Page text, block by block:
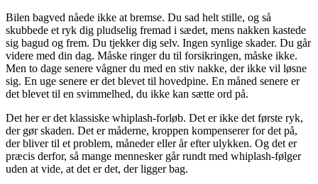
Bilen bagved nåede ikke at bremse. Du sad helt stille, og så
skubbede et ryk dig pludselig fremad i sædet, mens nakken kastede
sig bagud og frem. Du tjekker dig selv. Ingen synlige skader. Du går
videre med din dag. Måske ringer du til forsikringen, måske ikke.
Men to dage senere vågner du med en stiv nakke, der ikke vil løsne
sig. En uge senere er det blevet til hovedpine. En måned senere er
det blevet til en svimmelhed, du ikke kan sætte ord på.
Det her er det klassiske whiplash-forløb. Det er ikke det første ryk,
der gør skaden. Det er måderne, kroppen kompenserer for det på,
der bliver til et problem, måneder eller år efter ulykken. Og det er
præcis derfor, så mange mennesker går rundt med whiplash-følger
uden at vide, at det er det, der ligger bag.